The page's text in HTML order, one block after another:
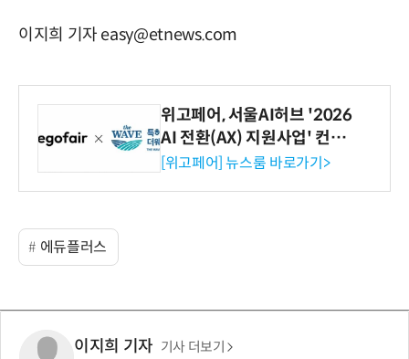
이지희 기자 easy@etnews.com
위고페어, 서울AI허브 '2026
AI 전환(AX) 지원사업' 컨소
시엄 선정
[위고페어] 뉴스룸 바로가기>
에듀플러스
이지희 기자 기사 더보기